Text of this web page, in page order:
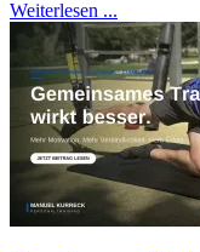
Weiterlesen ...